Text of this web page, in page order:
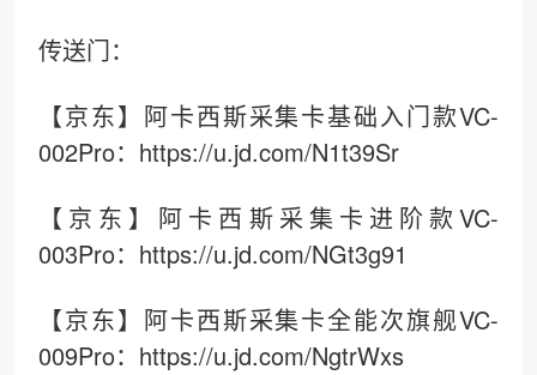
传送门：
【京东】阿卡西斯采集卡基础入门款VC-
002Pro：https://u.jd.com/N1t39Sr
【京东】阿卡西斯采集卡进阶款VC-
003Pro：https://u.jd.com/NGt3g91
【京东】阿卡西斯采集卡全能次旗舰VC-
009Pro：https://u.jd.com/NgtrWxs